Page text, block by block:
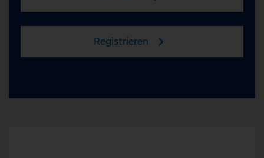
Registrieren